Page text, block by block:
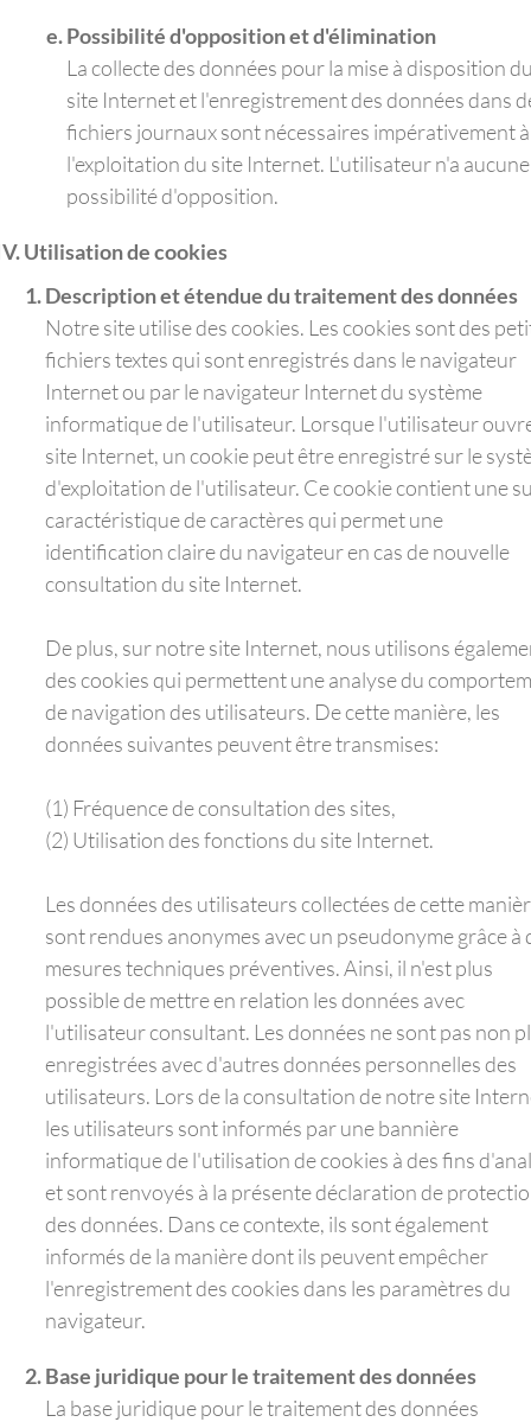
Possibilité d'opposition et d'élimination
La collecte des données pour la mise à disposition
site Internet et l'enregistrement des données dans
fichiers journaux sont nécessaires impérativement à
l'exploitation du site Internet. L'utilisateur n'a aucune
possibilité d'opposition.
Utilisation de cookies
Description et étendue du traitement des données
Notre site utilise des cookies. Les cookies sont des
fichiers textes qui sont enregistrés dans le navigateur
Internet ou par le navigateur Internet du système
informatique de l'utilisateur. Lorsque l'utilisateur
site Internet, un cookie peut être enregistré sur le
d'exploitation de l'utilisateur. Ce cookie contient une
caractéristique de caractères qui permet une
identification claire du navigateur en cas de nouvelle
consultation du site Internet.
De plus, sur notre site Internet, nous utilisons
des cookies qui permettent une analyse du
de navigation des utilisateurs. De cette manière, les
données suivantes peuvent être transmises:
(1) Fréquence de consultation des sites,
(2) Utilisation des fonctions du site Internet.
Les données des utilisateurs collectées de cette
sont rendues anonymes avec un pseudonyme grâce à
mesures techniques préventives. Ainsi, il n'est plus
possible de mettre en relation les données avec
l'utilisateur consultant. Les données ne sont pas non
enregistrées avec d'autres données personnelles des
utilisateurs. Lors de la consultation de notre site
les utilisateurs sont informés par une bannière
informatique de l'utilisation de cookies à des fins
et sont renvoyés à la présente déclaration de
des données. Dans ce contexte, ils sont également
informés de la manière dont ils peuvent empêcher
l'enregistrement des cookies dans les paramètres du
navigateur.
Base juridique pour le traitement des données
La base juridique pour le traitement des données